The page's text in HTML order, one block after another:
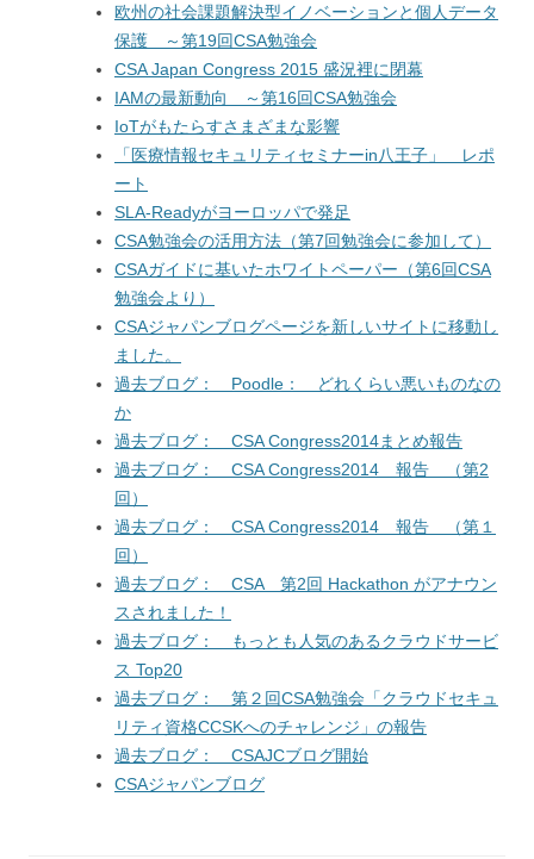
欧州の社会課題解決型イノベーションと個人データ
保護 ～第19回CSA勉強会
CSA Japan Congress 2015 盛況裡に閉幕
IAMの最新動向 ～第16回CSA勉強会
IoTがもたらすさまざまな影響
「医療情報セキュリティセミナーin八王子」 レポ
ート
SLA-Readyがヨーロッパで発足
CSA勉強会の活用方法（第7回勉強会に参加して）
CSAガイドに基いたホワイトペーパー（第6回CSA
勉強会より）
CSAジャパンブログページを新しいサイトに移動し
ました。
過去ブログ： Poodle： どれくらい悪いものなの
か
過去ブログ： CSA Congress2014まとめ報告
過去ブログ： CSA Congress2014 報告 （第2
回）
過去ブログ： CSA Congress2014 報告 （第１
回）
過去ブログ： CSA 第2回 Hackathon がアナウン
スされました！
過去ブログ： もっとも人気のあるクラウドサービ
ス Top20
過去ブログ： 第２回CSA勉強会「クラウドセキュ
リティ資格CCSKへのチャレンジ」の報告
過去ブログ： CSAJCブログ開始
CSAジャパンブログ